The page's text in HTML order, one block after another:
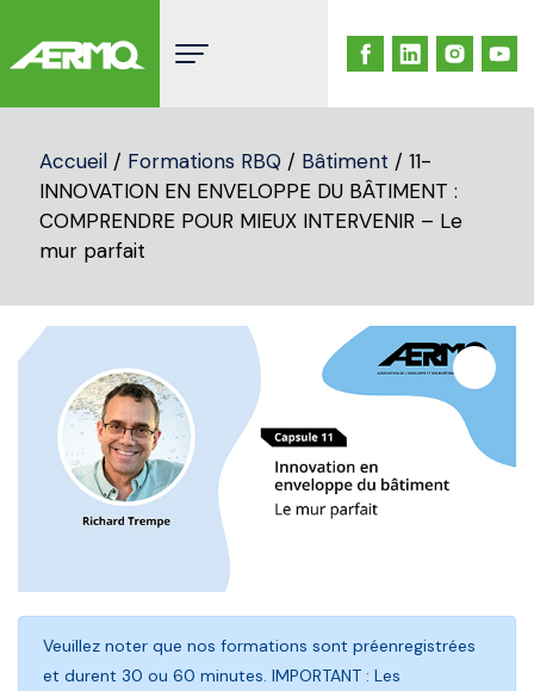
content
Accueil / Formations RBQ / Bâtiment / 11-
INNOVATION EN ENVELOPPE DU BÂTIMENT :
COMPRENDRE POUR MIEUX INTERVENIR – Le
mur parfait
Veuillez noter que nos formations sont préenregistrées
et durent 30 ou 60 minutes. IMPORTANT : Les